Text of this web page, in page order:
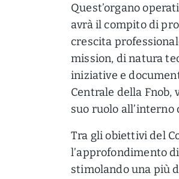
Quest’organo
avrà il compito di
crescita
mission, di natura
iniziative e
Centrale della Fnob,
suo ruolo all’interno
Tra gli obiettivi del
l’approfondimento
stimolando una più